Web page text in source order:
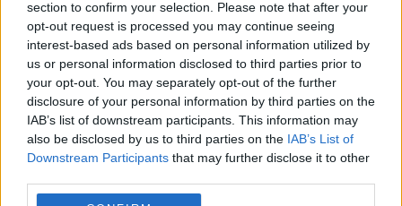
section to confirm your selection. Please note that after your
opt-out request is processed you may continue seeing
interest-based ads based on personal information utilized by
us or personal information disclosed to third parties prior to
your opt-out. You may separately opt-out of the further
disclosure of your personal information by third parties on the
IAB’s list of downstream participants. This information may
also be disclosed by us to third parties on the IAB’s List of
Downstream Participants that may further disclose it to other
modest și simplu, incontestabil. O figură a
portretului cinematografic extrem de
realistă și expresivă, „ȚEAVĂ”, a fost un
artist complet, inovativ și inventiv în
aproape toate domeniile artistice de
acțiune (cascador, actor, coordonator și